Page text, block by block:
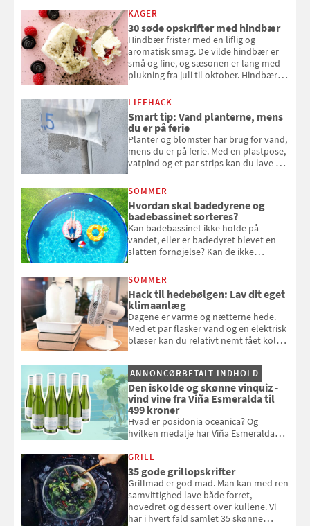
KAGER
30 søde opskrifter med hindbær
Hindbær frister med en liflig og
aromatisk smag. De vilde hindbær er
små og fine, og sæsonen er lang med
plukning fra juli til oktober. Hindbær
kan bruge dine hindbær i alt fra
bagværk og salater til is og syltning.
LIFEHACK
Smart tip: Vand planterne, mens
du er på ferie
Planter og blomster har brug for vand,
mens du er på ferie. Med en plastpose,
vatpind og et par strips kan du lave dit
at bede naboen om at vande eller
SOMMER
Hvordan skal badedyrene og
badebassinet sorteres?
Kan badebassinet ikke holde på
vandet, eller er badedyret blevet en
slatten fornøjelse? Kan de ikke
opmærksom, når du smider
badebassinet eller et badedyr ud
SOMMER
Hack til hedebølgen: Lav dit eget
klimaanlæg
Dagene er varme og nætterne hede.
Med et par flasker vand og en elektrisk
blæser kan du relativt nemt fået koldt
og se, hvordan du gør
ANNONCØRBETALT INDHOLD
Den iskolde og skønne vinquiz -
vind vine fra Viña Esmeralda til
499 kroner
Hvad er posidonia oceanica? Og
hvilken medalje har Viña Esmeralda
med i Samvirkes skønne vinquiz, hvor
du kan vinde 6 flasker vin fra Viña
Esmeralda. Konkurrencen slutter 1.
september 2026.
GRILL
35 gode grillopskrifter
Grillmad er god mad. Man kan med ren
samvittighed lave både forret,
hovedret og dessert over kullene. Vi
har i hvert fald samlet 35 skønne